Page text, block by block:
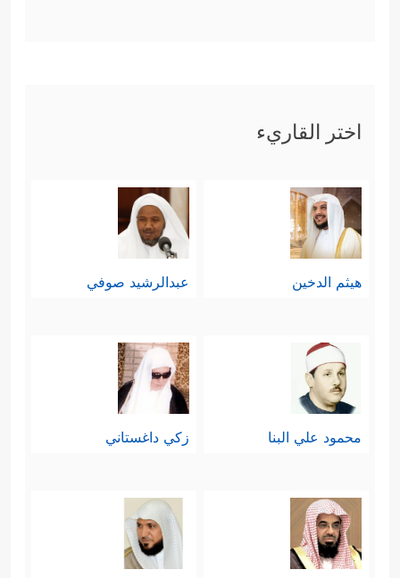
اختر القاريء
هيثم الدخين عبدالرشيد صوفي
محمود علي البنا زكي داغستاني